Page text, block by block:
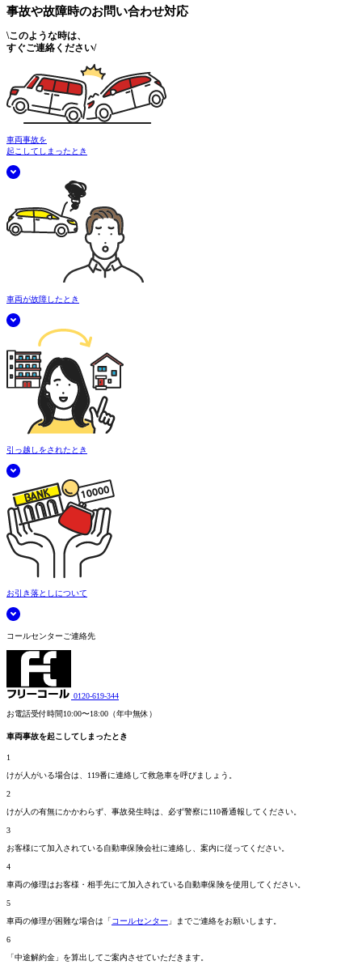
事故や故障時のお問い合わせ対応
\このような時は、
すぐご連絡ください/
車両事故を
起こしてしまったとき
車両が故障したとき
引っ越しをされたとき
お引き落としについて
コールセンターご連絡先
0120-619-344
お電話受付時間10:00〜18:00（年中無休）
車両事故を起こしてしまったとき
1
けが人がいる場合は、119番に連絡して救急車を呼びましょう。
2
けが人の有無にかかわらず、事故発生時は、必ず警察に110番通報してください。
3
お客様にて加入されている自動車保険会社に連絡し、案内に従ってください。
4
車両の修理はお客様・相手先にて加入されている自動車保険を使用してください。
5
車両の修理が困難な場合は「コールセンター 」までご連絡をお願いします。
6
「中途解約金」を算出してご案内させていただきます。